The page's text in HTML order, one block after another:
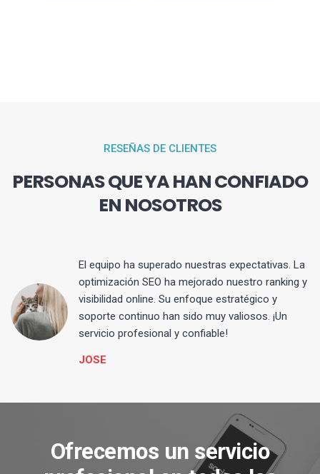
RESEÑAS DE CLIENTES
PERSONAS QUE YA HAN CONFIADO
EN NOSOTROS
El equipo ha superado nuestras expectativas. La
optimización SEO ha mejorado nuestro ranking y
visibilidad online. Su enfoque estratégico y
soporte continuo han sido muy valiosos. ¡Un
servicio profesional y confiable!
JOSE
Ofrecemos un servicio